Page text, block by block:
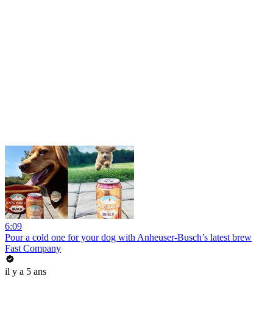
6:09
Pour a cold one for your dog with Anheuser-Busch’s latest brew
Fast Company
il y a 5 ans